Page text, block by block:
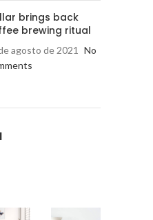
brings back
brewing ritual
agosto de 2021
No